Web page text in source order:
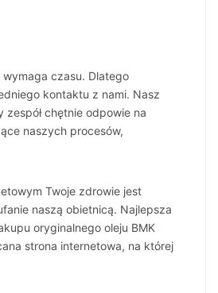
czasu. Dlatego
kontaktu z nami. Nasz
chętnie odpowie na
naszych procesów,
Twoje zdrowie jest
naszą obietnicą. Najlepsza
oryginalnego oleju BMK
strona internetowa, na której